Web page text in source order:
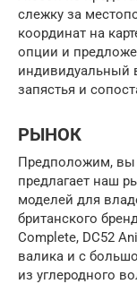
слежку за
координат на
опции и
индивидуальный
запястья и
РЫНОК
Предположим, вы
предлагает наш
моделей для
британского
Complete, DC52
валика и с
из углеродного